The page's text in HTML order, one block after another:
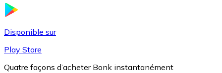
Disponible sur
Play Store
Quatre façons d’acheter Bonk instantanément